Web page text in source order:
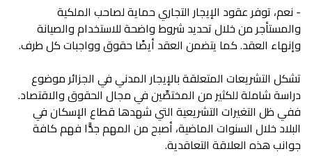
- نعم، توفر عقود الإيجار التجاري حماية لصاحب الملكية
والمستأجر من خلال تحديد شروط واضحة للاستخدام والصيانة
وإنهاء العقد. كما يتضمن العقد أيضًا حقوق وواجبات كل طرف.
تشكل التشريعات المتعلقة بالإيجار المدني في الجزائر موضوع
دراسة شاملة للكثير من المختصِّين في مجال الحقوق والاقتصاد.
ففي ظل التغيرات التشريعية التي شهدها قطاع الإسكان في
البلاد خلال السنوات الماضية، أصبح من المهم جدًّا فهم كافة
جوانب هذه العلاقة التعاقدية.